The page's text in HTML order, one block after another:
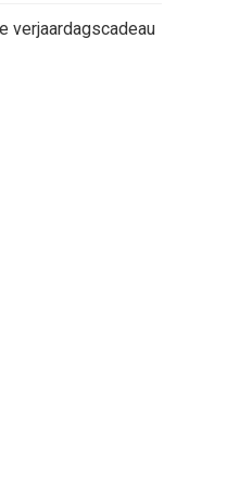
verjaardagscadeau